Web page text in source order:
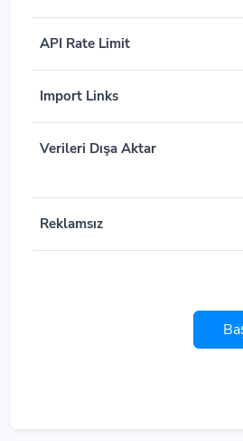
API Rate Limit
Import Links
Verileri Dışa Aktar
Reklamsız